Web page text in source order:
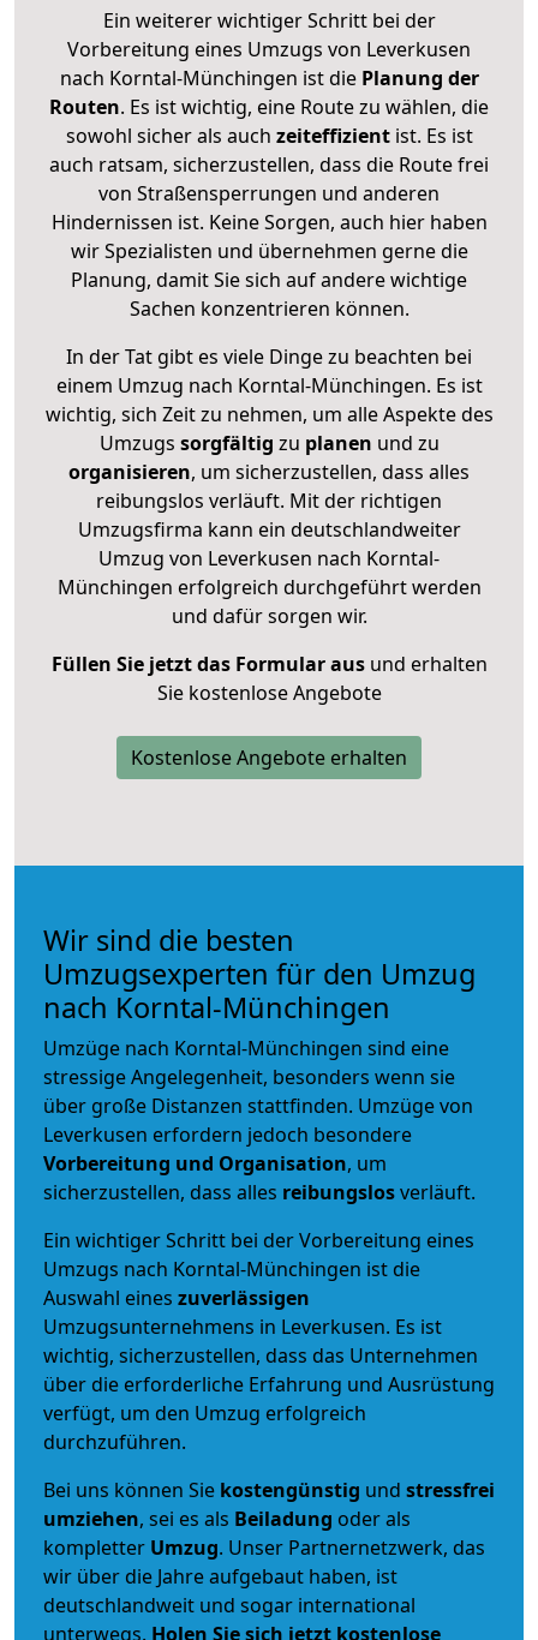
Ein weiterer wichtiger Schritt bei der
Vorbereitung eines Umzugs von Leverkusen
nach Korntal-Münchingen ist diePlanung der
Routen. Es ist wichtig, eine Route zu wählen, die
sowohl sicher als auch zeiteffizientist. Es ist
auch ratsam, sicherzustellen, dass die Route frei
von Straßensperrungen und anderen
Hindernissen ist. Keine Sorgen, auch hier haben
wir Spezialisten und übernehmen gerne die
Planung, damit Sie sich auf andere wichtige
Sachen konzentrieren können.
In der Tat gibt es viele Dinge zu beachten bei
einem Umzug nach Korntal-Münchingen. Es ist
wichtig, sich Zeit zu nehmen, um alle Aspekte des
Umzugs sorgfältig zu planen und zu
organisieren, um sicherzustellen, dass alles
reibungslos verläuft. Mit der richtigen
Umzugsfirma kann ein deutschlandweiter
Umzug von Leverkusen nach Korntal-
Münchingen erfolgreich durchgeführt werden
und dafür sorgen wir.
Füllen Sie jetzt das Formular ausund erhalten
Sie kostenlose Angebote
Kostenlose Angebote erhalten
Wir sind die besten
Umzugsexperten für den Umzug
nach Korntal-Münchingen
Umzüge nach Korntal-Münchingen sind eine
stressige Angelegenheit, besonders wenn sie
über große Distanzen stattfinden. Umzüge von
Leverkusen erfordern jedoch besondere
Vorbereitung und Organisation, um
sicherzustellen, dass alles reibungslosverläuft.
Ein wichtiger Schritt bei der Vorbereitung eines
Umzugs nach Korntal-Münchingen ist die
Auswahl eines zuverlässigen
Umzugsunternehmens in Leverkusen. Es ist
wichtig, sicherzustellen, dass das Unternehmen
über die erforderliche Erfahrung und Ausrüstung
verfügt, um den Umzug erfolgreich
durchzuführen.
Bei uns können Sie kostengünstig und stressfrei
umziehen, sei es als Beiladung oder als
kompletter Umzug. Unser Partnernetzwerk, das
wir über die Jahre aufgebaut haben, ist
deutschlandweit und sogar international
unterwegs. Holen Sie sich jetzt kostenlose